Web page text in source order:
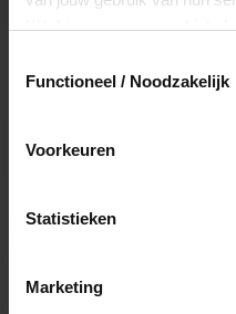
Klikhiervoor ons
Functioneel / Noodzakelijk
Voorkeuren
Statistieken
Marketing
Het volledige saldo
is minimaal drie
Ja, je mag het saldo